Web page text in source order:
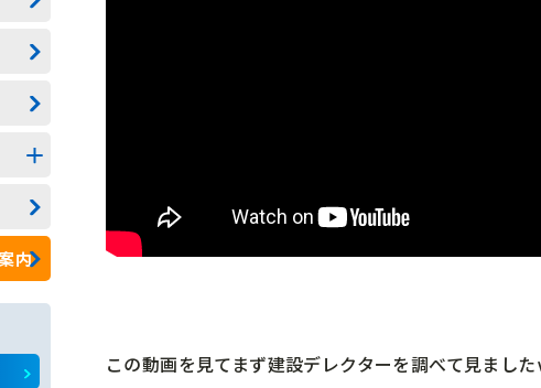
この動画を見てまず建設デレクターを調べて見ました
内